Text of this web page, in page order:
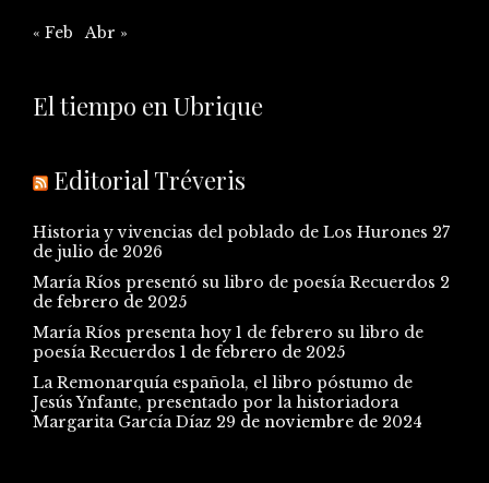
« Feb Abr »
El tiempo en Ubrique
Editorial Tréveris
Historia y vivencias del poblado de Los Hurones 27
de julio de 2026
María Ríos presentó su libro de poesía Recuerdos 2
de febrero de 2025
María Ríos presenta hoy 1 de febrero su libro de
poesía Recuerdos 1 de febrero de 2025
La Remonarquía española, el libro póstumo de
Jesús Ynfante, presentado por la historiadora
Margarita García Díaz 29 de noviembre de 2024